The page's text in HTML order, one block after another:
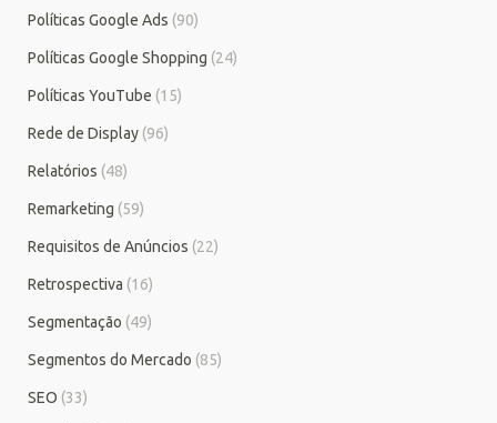
Políticas Google Ads (90)
Políticas Google Shopping (24)
Políticas YouTube (15)
Rede de Display (96)
Relatórios (48)
Remarketing (59)
Requisitos de Anúncios (22)
Retrospectiva (16)
Segmentação (49)
Segmentos do Mercado (85)
SEO (33)